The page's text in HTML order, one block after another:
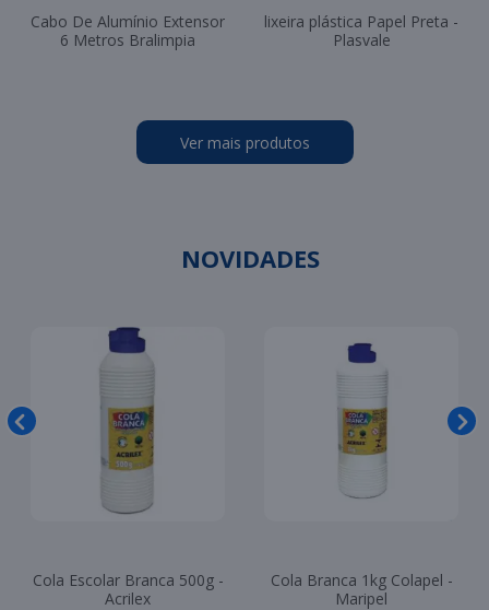
Cabo De Alumínio Extensor
6 Metros Bralimpia
lixeira plástica Papel Preta -
Plasvale
Ver mais produtos
NOVIDADES
Cola Escolar Branca 500g -
Acrilex
Cola Branca 1kg Colapel -
Maripel